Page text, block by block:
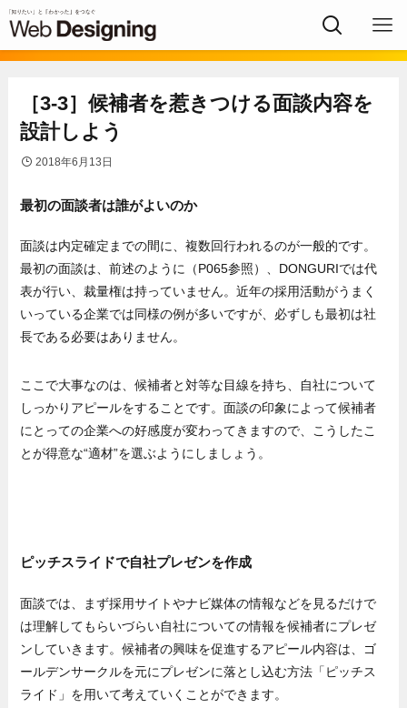
［3-3］候補者を惹きつける面談内容を
設計しよう
2018年6月13日
最初の面談者は誰がよいのか
面談は内定確定までの間に、複数回行われるのが一般的です。
最初の面談は、前述のように（P065参照）、DONGURIでは代
表が行い、裁量権は持っていません。近年の採用活動がうまく
いっている企業では同様の例が多いですが、必ずしも最初は社
長である必要はありません。
ここで大事なのは、候補者と対等な目線を持ち、自社について
しっかりアピールをすることです。面談の印象によって候補者
にとっての企業への好感度が変わってきますので、こうしたこ
とが得意な“適材”を選ぶようにしましょう。
ピッチスライドで自社プレゼンを作成
面談では、まず採用サイトやナビ媒体の情報などを見るだけで
は理解してもらいづらい自社についての情報を候補者にプレゼ
ンしていきます。候補者の興味を促進するアピール内容は、ゴ
ールデンサークルを元にプレゼンに落とし込む方法「ピッチス
ライド」を用いて考えていくことができます。